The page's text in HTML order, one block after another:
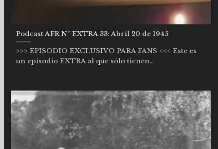
Podcast AFR Nº EXTRA 33: Abril 20 de 1945
>>> EPISODIO EXCLUSIVO PARA FANS <<< Este es
un episodio EXTRA al que sólo tienen...